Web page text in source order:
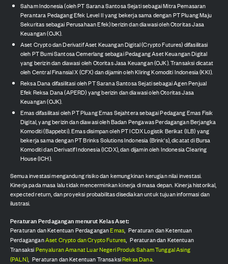
Saham Indonesia (oleh PT Sarana Santosa Sejati sebagai Mitra Pemasaran
Perantara Pedagang Efek Level II yang bekerja sama dengan PT Pluang Maju
Sekuritas sebagai Perusahaan Efek) berizin dan diawasi oleh Otoritas Jasa
Keuangan (OJK).
Aset Crypto dan Derivatif Aset Keuangan Digital (Crypto Futures) difasilitasi
oleh PT Bumi Santosa Cemerlang sebagai Pedagang Aset Keuangan Digital
yang berizin dan diawasi oleh Otoritas Jasa Keuangan (OJK). Transaksi dicatat
oleh Central Finansial X (CFX) dan dijamin oleh Kliring Komoditi Indonesia (KKI).
Reksa Dana difasilitasi oleh PT Sarana Santosa Sejati sebagai Agen Penjual
Efek Reksa Dana (APERD) yang berizin dan diawasi oleh Otoritas Jasa
Keuangan (OJK).
Emas difasilitasi oleh PT Pluang Emas Sejahtera sebagai Pedagang Emas Fisik
Digital, yang berizin dan diawasi oleh Badan Pengawas Perdagangan Berjangka
Komoditi (Bappebti). Emas disimpan oleh PT ICDX Logistik Berikat (ILB) yang
bekerja sama dengan PT Brinks Solutions Indonesia (Brink's), dicatat di Bursa
Komoditi dan Derivatif Indonesia (ICDX), dan dijamin oleh Indonesia Clearing
House (ICH).
Semua investasi mengandung risiko dan kemungkinan kerugian nilai investasi.
Kinerja pada masa lalu tidak mencerminkan kinerja di masa depan. Kinerja historikal,
expected return, dan proyeksi probabilitas disediakan untuk tujuan informasi dan
ilustrasi.
Peraturan Perdagangan menurut Kelas Aset:
Peraturan dan Ketentuan PerdaganganEmas, Peraturan dan Ketentuan
PerdaganganAset Crypto dan Crypto Futures, Peraturan dan Ketentuan
TransaksiPenyaluran Amanat Luar Negeri Produk Saham Tunggal Asing
(PALN), Peraturan dan Ketentuan TransaksiReksa Dana.